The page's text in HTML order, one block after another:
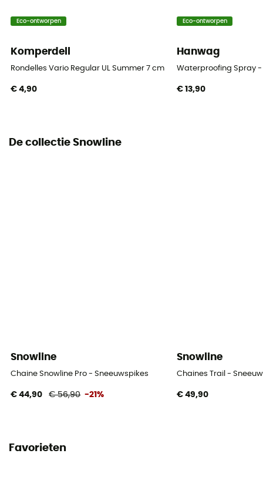
Eco-ontworpen
Komperdell
Rondelles Vario Regular UL Summer 7 cm Blister
€ 4,90
Eco-ontworpen
Hanwag
Waterproofing Spray
€ 13,90
De collectie Snowline
Snowline
Chaine Snowline Pro - Sneeuwspikes
€ 44,90 € 56,90 -21%
Snowline
Chaines Trail -
€ 49,90
Favorieten